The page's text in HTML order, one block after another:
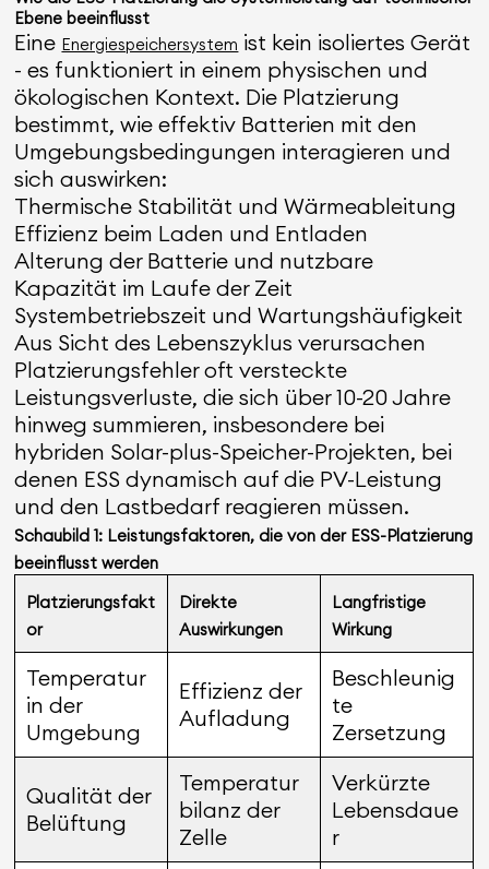
Ebene beeinflusst
Eine Energiespeichersystem ist kein isoliertes Gerät
- es funktioniert in einem physischen und
ökologischen Kontext. Die Platzierung
bestimmt, wie effektiv Batterien mit den
Umgebungsbedingungen interagieren und
sich auswirken:
Thermische Stabilität und Wärmeableitung
Effizienz beim Laden und Entladen
Alterung der Batterie und nutzbare
Kapazität im Laufe der Zeit
Systembetriebszeit und Wartungshäufigkeit
Aus Sicht des Lebenszyklus verursachen
Platzierungsfehler oft versteckte
Leistungsverluste, die sich über 10-20 Jahre
hinweg summieren, insbesondere bei
hybriden Solar-plus-Speicher-Projekten, bei
denen ESS dynamisch auf die PV-Leistung
und den Lastbedarf reagieren müssen.
Schaubild 1: Leistungsfaktoren, die von der ESS-Platzierung
beeinflusst werden
Platzierungsfakt
or
Direkte
Auswirkungen
Langfristige
Wirkung
Temperatur
in der
Umgebung
Effizienz der
Aufladung
Beschleunig
te
Zersetzung
Qualität der
Belüftung
Temperatur
bilanz der
Zelle
Verkürzte
Lebensdaue
r